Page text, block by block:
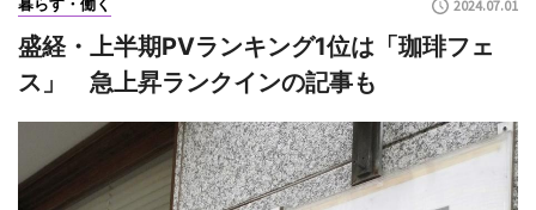
2024.07.01
盛経・上半期PVランキング1位は「珈琲フェ
ス」 急上昇ランクインの記事も